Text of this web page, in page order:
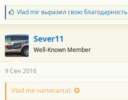
Б
л
а
г
о
д
а
н
о
с
Vlad mirвыразил свою благодарность
Sever11
Well-Known Member
9 Сен 2016
Vlad mir написал(а):